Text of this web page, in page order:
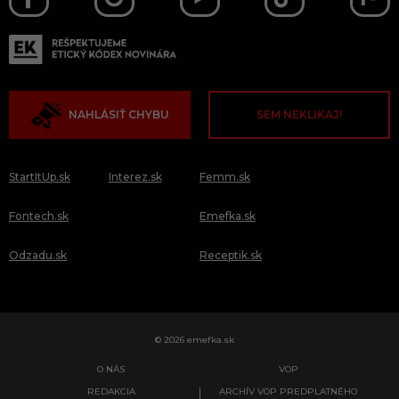
NAHLÁSIŤ CHYBU SEM NEKLIKAJ!
StartItUp.sk
Fontech.sk
Odzadu.sk
Interez.sk Femm.sk
Emefka.sk
Receptik.sk
© 2026 emefka.sk
O NÁS
REDAKCIA
VOP
ARCHÍV VOP PREDPLATNÉHO